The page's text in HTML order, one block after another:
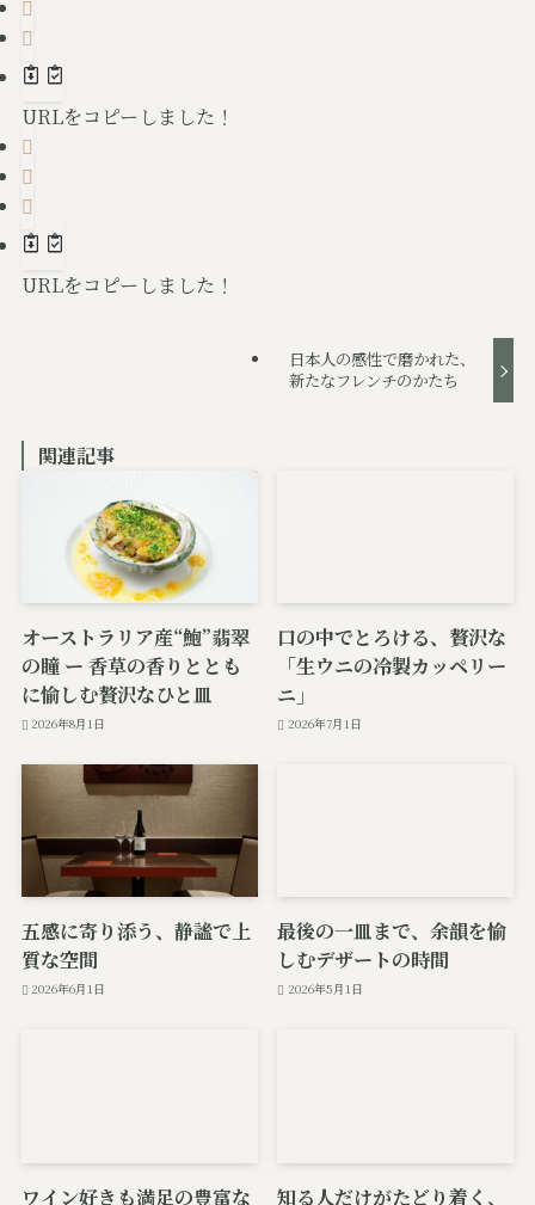
URLをコピーしました！
URLをコピーしました！
日本人の感性で磨かれた、
新たなフレンチのかたち
関連記事
オーストラリア産“鮑”翡翠
の瞳 ー 香草の香りととも
に愉しむ贅沢なひと皿
2026年8月1日
口の中でとろける、贅沢な
「生ウニの冷製カッペリー
ニ」
2026年7月1日
五感に寄り添う、静謐で上
質な空間
2026年6月1日
最後の一皿まで、余韻を愉
しむデザートの時間
2026年5月1日
ワイン好きも満足の豊富な 知る人だけがたどり着く、